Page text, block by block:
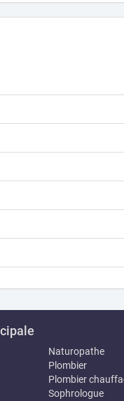
Naturopathe
Plombier
Plombier
Sophrologue